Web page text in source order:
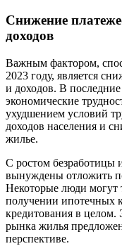
Снижение
доходов
Важным фактором,
2023 году, является
и доходов. В
экономические
ухудшением условий
доходов населения и
жилье.
С ростом безработицы
вынуждены отложить
Некоторые люди могут
получении ипотечных
кредитования в
рынка жилья
перспективе.